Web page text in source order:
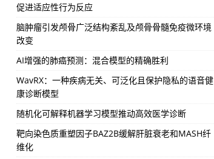
促进适应性行为反应
脑肿瘤引发颅骨广泛结构紊乱及颅骨骨髓免疫微环境
改变
AI增强的肺癌预测：混合模型的精确胜利
WavRX：一种疾病无关、可泛化且保护隐私的语音健
康诊断模型
随机化可解释机器学习模型推动高效医学诊断
靶向染色质重塑因子BAZ2B缓解肝脏衰老和MASH纤
维化